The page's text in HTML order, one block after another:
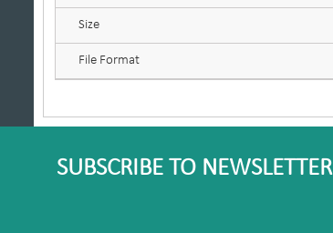
Size
File Format
SUBSCRIBE TO NEWSLETTER